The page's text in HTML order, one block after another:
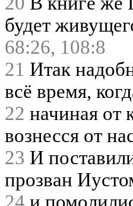
будет
68:26, 108:8
21 Итак
всё время,
22 начиная от
вознесся от
23 И
прозван